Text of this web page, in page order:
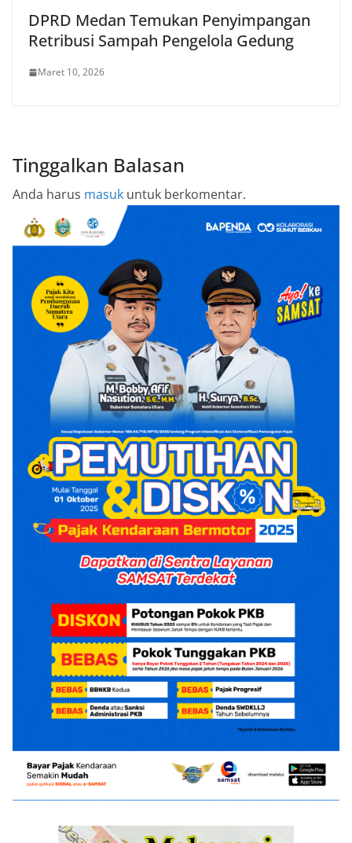
DPRD Medan Temukan Penyimpangan
Retribusi Sampah Pengelola Gedung
Maret 10, 2026
Tinggalkan Balasan
Anda harus masuk untuk berkomentar.